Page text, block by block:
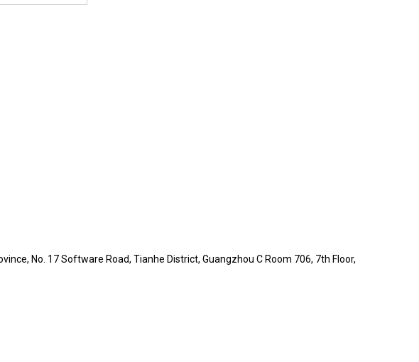
No. 17 Software Road, Tianhe District, Guangzhou C Room 706, 7th Floor,